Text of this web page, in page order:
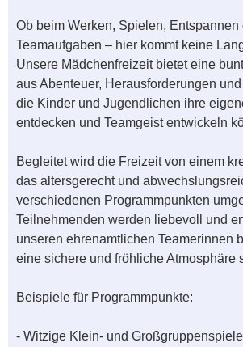
Ob beim Werken, Spielen, Entspannen
Teamaufgaben – hier kommt keine
Unsere Mädchenfreizeit bietet eine
aus Abenteuer, Herausforderungen
die Kinder und Jugendlichen ihre
entdecken und Teamgeist entwickeln
Begleitet wird die Freizeit von einem
das altersgerecht und
verschiedenen Programmpunkten
Teilnehmenden werden liebevoll und
unseren ehrenamtlichen Teamerinnen
eine sichere und fröhliche Atmosphäre
Beispiele für Programmpunkte:
- Witzige Klein- und Großgruppenspiele